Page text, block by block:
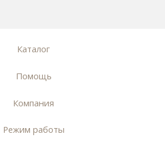
Каталог
Помощь
Компания
Режим работы